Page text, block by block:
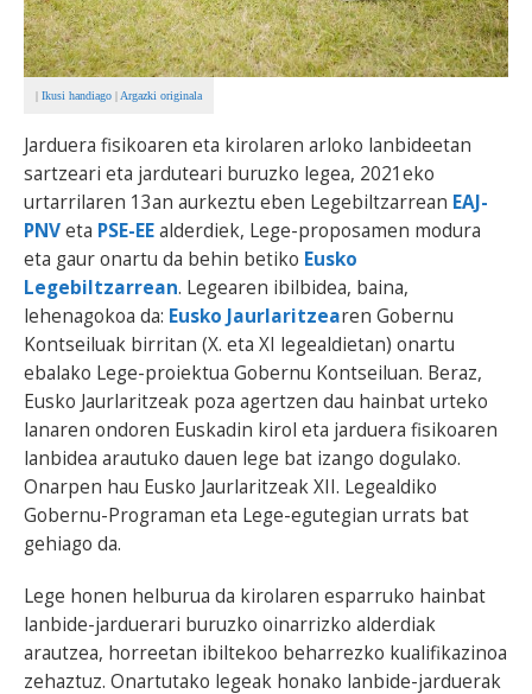
| Ikusi handiago | Argazki originala
Jarduera fisikoaren eta kirolaren arloko lanbideetan
sartzeari eta jarduteari buruzko legea, 2021eko
urtarrilaren 13an aurkeztu eben Legebiltzarrean EAJ-
PNVeta PSE-EEalderdiek, Lege-proposamen modura
eta gaur onartu da behin betiko Eusko
Legebiltzarrean. Legearen ibilbidea, baina,
lehenagokoa da: Eusko Jaurlaritzearen Gobernu
Kontseiluak birritan (X. eta XI legealdietan) onartu
ebalako Lege-proiektua Gobernu Kontseiluan. Beraz,
Eusko Jaurlaritzeak poza agertzen dau hainbat urteko
lanaren ondoren Euskadin kirol eta jarduera fisikoaren
lanbidea arautuko dauen lege bat izango dogulako.
Onarpen hau Eusko Jaurlaritzeak XII. Legealdiko
Gobernu-Programan eta Lege-egutegian urrats bat
gehiago da.
Lege honen helburua da kirolaren esparruko hainbat
lanbide-jarduerari buruzko oinarrizko alderdiak
arautzea, horreetan ibiltekoo beharrezko kualifikazinoa
zehaztuz. Onartutako legeak honako lanbide-jarduerak